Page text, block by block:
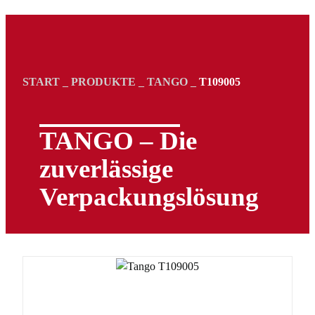
START PRODUKTE TANGO T109005
TANGO – Die
zuverlässige
Verpackungs­lösung